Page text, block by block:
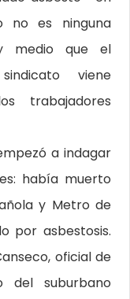
no es ninguna
medio que el
viene
trabajadores
a indagar
había muerto
y Metro de
por asbestosis.
oficial de
del suburbano